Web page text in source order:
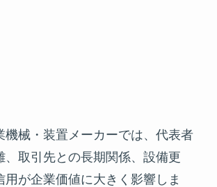
機械・装置メーカーでは、代表者
、取引先との長期関係、設備更
用が企業価値に大きく影響しま